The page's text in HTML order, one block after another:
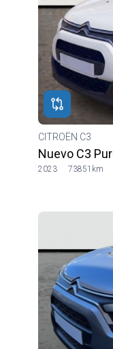
CITROËN C3
Nuevo C3
2023 73851km